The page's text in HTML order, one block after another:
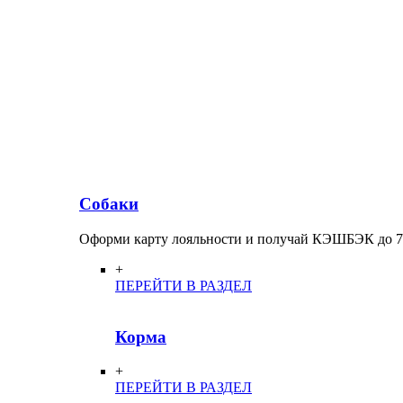
Собаки
Оформи карту лояльности и получай КЭШБЭК до
+
ПЕРЕЙТИ В РАЗДЕЛ
Корма
+
ПЕРЕЙТИ В РАЗДЕЛ